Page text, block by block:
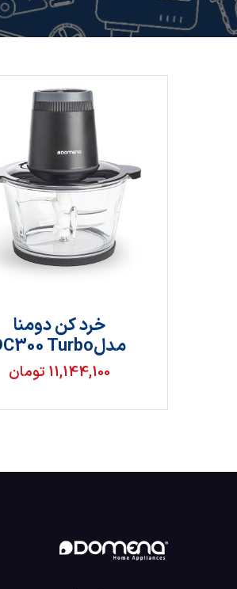
خرد کن دومنا
مدلDC300 Turbo
11,144,100 تومان